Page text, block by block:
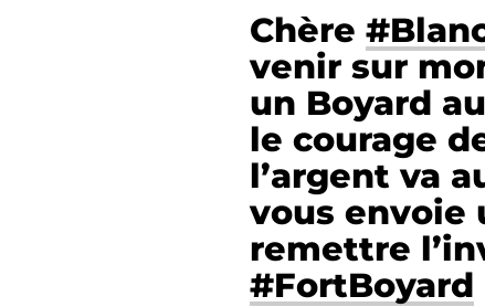
Chère
venir sur
un Boyard
le courage
l’argent va
vous envoie
remettre
#FortBoyard